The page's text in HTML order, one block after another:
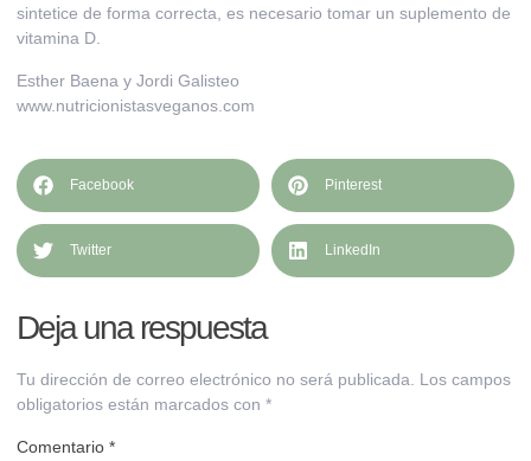
sintetice de forma correcta, es necesario tomar un suplemento de
vitamina D.
Esther Baena y Jordi Galisteo
www.nutricionistasveganos.com
Facebook Pinterest
Twitter LinkedIn
Deja una respuesta
Tu dirección de correo electrónico no será publicada.
Los campos
obligatorios están marcados con *
Comentario *